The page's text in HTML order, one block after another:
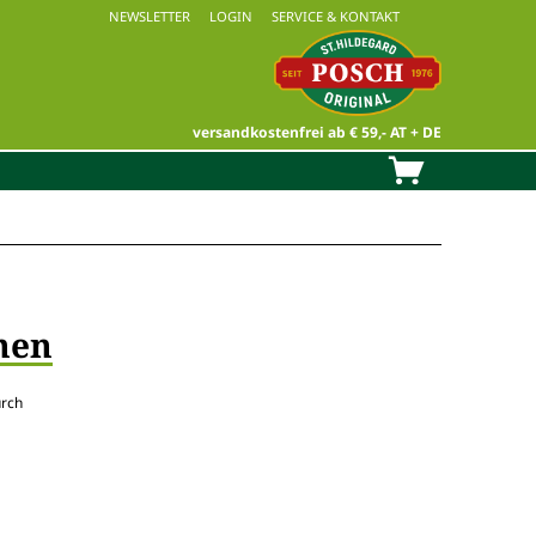
NEWSLETTER LOGIN SERVICE & KONTAKT
versandkostenfrei ab € 59,- AT + DE